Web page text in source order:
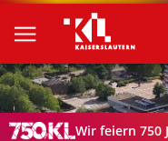
Wir feiern 750